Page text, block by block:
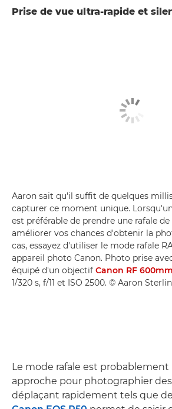
Prise de vue ultra-rapide et
Aaron sait qu'il suffit de quelques
capturer ce moment unique.
est préférable de prendre une rafale
améliorer vos chances d'obtenir la
cas, essayez d'utiliser le mode rafale
appareil photo Canon. Photo prise
équipé d'un objectif Canon RF 600mm
1/320 s, f/11 et ISO 2500. © Aaron
Le mode rafale est probablement
approche pour photographier
déplaçant rapidement tels que